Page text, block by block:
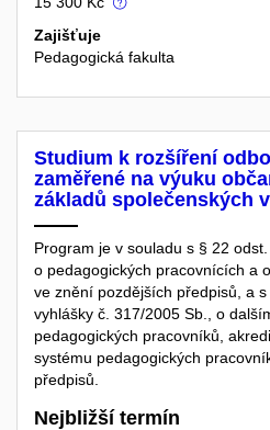
Zajišťuje
Pedagogická fakulta
Studium k rozšíření
zaměřené na výuku
základů společenských
Program je v souladu s § 22
o pedagogických pracovnících a
ve znění pozdějších předpisů, a
vyhlášky č. 317/2005 Sb., o
pedagogických pracovníků,
systému pedagogických
předpisů.
Nejbližší termín